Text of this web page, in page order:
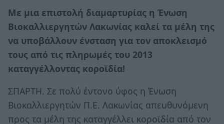
Με μια επιστολή διαμαρτυρίας η Ένωση
Βιοκαλλιεργητών Λακωνίας καλεί τα μέλη της
να υποβάλλουν ένσταση για τον αποκλεισμό
τους από τις πληρωμές του 2013
καταγγέλλοντας κοροϊδία!
ΣΠΑΡΤΗ. Σε πολύ έντονο ύφος η Ένωση
Βιοκαλλιεργητών Π.Ε. Λακωνίας απευθυνόμενη
προς τα μέλη της καταγγέλλει κοροϊδία από τον